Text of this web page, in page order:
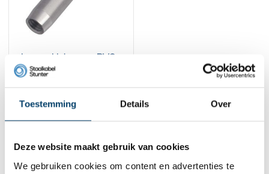
Toestemming Details Over
Deze website maakt gebruik van cookies
We gebruiken cookies om content en advertenties te
M6 Rechts
Bekijk product
Op voorraad